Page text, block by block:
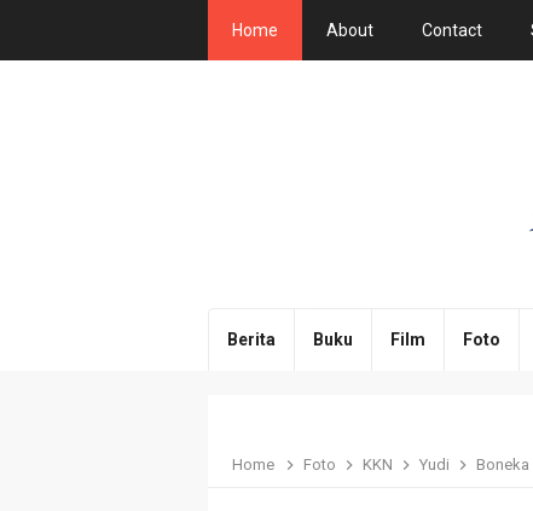
Home About Contact
Berita Buku Film Foto
Home Foto KKN Yudi Boneka